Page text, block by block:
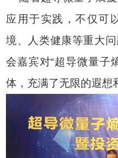
应用于实践，不仅可
境、人类健康等重大
会嘉宾对“超导微量子
体，充满了无限的遐想